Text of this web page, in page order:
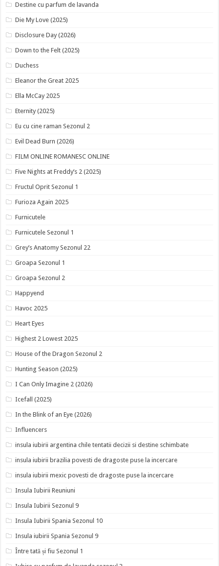
Destine cu parfum de lavanda
Die My Love (2025)
Disclosure Day (2026)
Down to the Felt (2025)
Duchess
Eleanor the Great 2025
Ella McCay 2025
Eternity (2025)
Eu cu cine raman Sezonul 2
Evil Dead Burn (2026)
FILM ONLINE ROMANESC ONLINE
Five Nights at Freddy’s 2 (2025)
Fructul Oprit Sezonul 1
Furioza Again 2025
Furnicutele
Furnicutele Sezonul 1
Grey’s Anatomy Sezonul 22
Groapa Sezonul 1
Groapa Sezonul 2
Happyend
Havoc 2025
Heart Eyes
Highest 2 Lowest 2025
House of the Dragon Sezonul 2
Hunting Season (2025)
I Can Only Imagine 2 (2026)
Icefall (2025)
In the Blink of an Eye (2026)
Influencers
insula iubirii argentina chile tentatii decizii si destine schimbate
insula iubirii brazilia povesti de dragoste puse la incercare
insula iubirii mexic povesti de dragoste puse la incercare
Insula Iubirii Reuniuni
Insula Iubirii Sezonul 9
Insula Iubirii Spania Sezonul 10
Insula iubirii Spania Sezonul 9
Între tată și fiu Sezonul 1